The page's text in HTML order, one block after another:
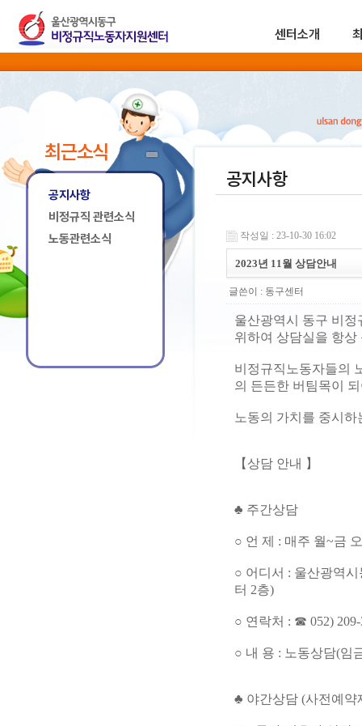
센터소개
최근소식
공지사항
비정규직 관련소식
노동관련소식
공지사항
작성일 : 23-10-30 16:02
2023년 11월 상담안내
글쓴이 : 동구센터
울산광역시 동구 비
위하여 상담실을 항
비정규직노동자들의
의 든든한 버팀목이
노동의 가치를 중시
【상담 안내 】
♣ 주간상담
○ 언 제 : 매주 월~금
○ 어디서 : 울산광역
터 2층)
○ 연락처 : ☎ 052) 209-
○ 내 용 : 노동상담(임
♣ 야간상담 (사전예약